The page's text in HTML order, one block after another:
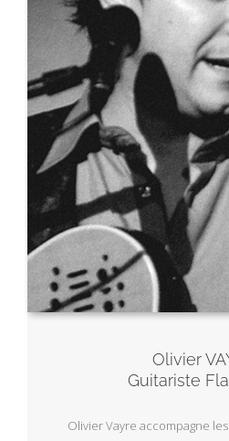
Olivier
Guitariste
Olivier Vayre accompagne